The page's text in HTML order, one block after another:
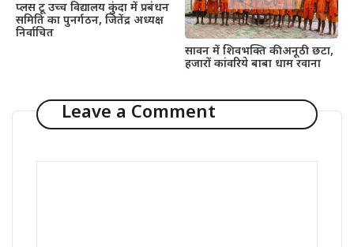
प्लस टू उच्च विद्यालय कुंदा में प्रबंधन
समिति का पुनर्गठन, जितेंद्र अध्यक्ष
निर्वाचित
सावन में शिवभक्ति की अनूठी छटा,
हजारों कांवरिये बाबा धाम रवाना
Leave a Comment